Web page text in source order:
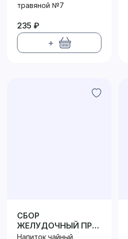
травяной №7
235 ₽
+
СБОР
ЖЕЛУДОЧНЫЙ ПРИ
ГИПЕРСЕКРЕЦИИ
Напиток чайный